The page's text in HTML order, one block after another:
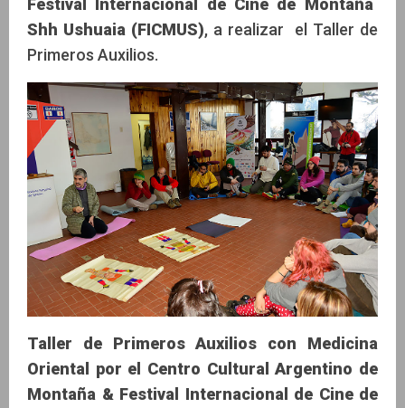
Festival Internacional de Cine de Montaña
Shh Ushuaia (FICMUS), a realizar el Taller de
Primeros Auxilios.
Taller de Primeros Auxilios con Medicina
Oriental por el Centro Cultural Argentino de
Montaña & Festival Internacional de Cine de